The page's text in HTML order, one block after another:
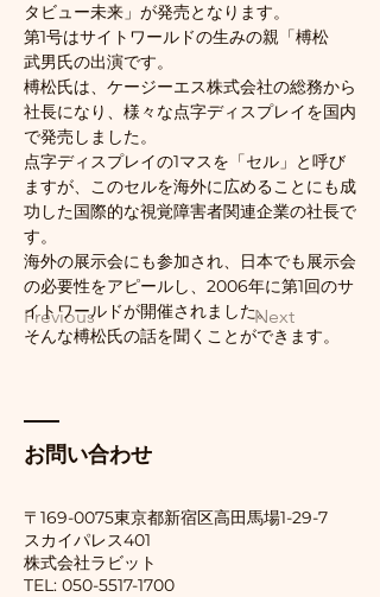
Previous Next
タビュー未来」が発売となります。
第1号はサイトワールドの生みの親「榑松
武男氏の出演です。
榑松氏は、ケージーエス株式会社の総務から
社長になり、様々な点字ディスプレイを国内
で発売しました。
点字ディスプレイの1マスを「セル」と呼び
ますが、このセルを海外に広めることにも成
功した国際的な視覚障害者関連企業の社長で
す。
海外の展示会にも参加され、日本でも展示会
の必要性をアピールし、2006年に第1回のサ
イトワールドが開催されました。
そんな榑松氏の話を聞くことができます。
お問い合わせ
〒169-0075東京都新宿区高田馬場1-29-7
スカイパレス401
​株式会社ラビット
TEL: 050-5517-1700